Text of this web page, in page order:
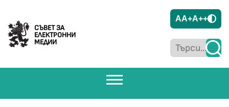
СЪВЕТ ЗА
ЕЛЕКТРОННИ
МЕДИИ
AA+A++